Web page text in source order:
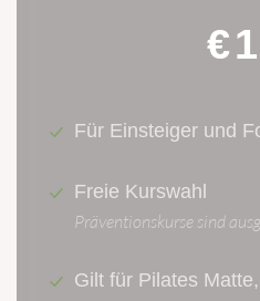
Für Einsteiger und
Freie Kurswahl
Präventionskurse sind
Gilt für Pilates